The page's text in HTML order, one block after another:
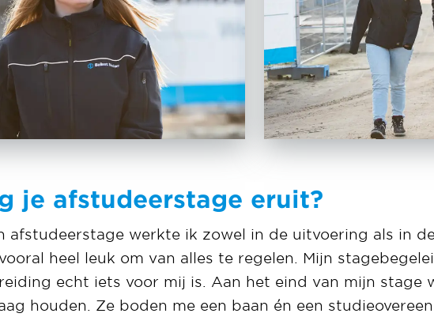
je afstudeerstage eruit?
afstudeerstage werkte ik zowel in de uitvoering als in
heel leuk om van alles te regelen. Mijn
echt iets voor mij is. Aan het eind van mijn stage
houden. Ze boden me een baan én een